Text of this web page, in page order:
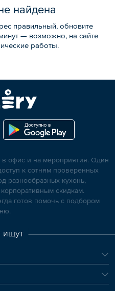
найдена
правильный, обновите
— возможно, на сайте
работы.
офис и на мероприятия. Один
к сотням проверенных
разнообразных кухонь,
скидкам.
готов помочь с подбором
ищут